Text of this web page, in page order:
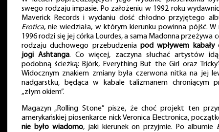
swego rodzaju impasie. Po założeniu w 1992 roku
Maverick Records i wydaniu dość chłodno przyjętego
Erotica, nie wiedziała, w którym kierunku powinna pójść. W
1996 rodzi się jej córka Lourdes, a sama Madonna przeżywa
rodzaju duchowego przebudzenia pod wpływem kabały
jogi Ashtanga. Co więcej, zaczyna słuchać artystów
podobną ścieżką: Björk, Everything But the Girl oraz
Widocznym znakiem zmiany była czerwona nitka na jej
nadgarstku, będąca w kabale talizmanem chroniącym
„złym okiem”.
Magazyn „Rolling Stone” pisze, że choć projekt ten
amerykańskiej piosenkarce nick Veronica Electronica,
nie było wiadomo, jaki kierunek on przyjmie. Po albumie